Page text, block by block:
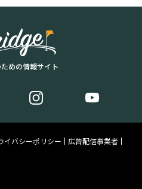
めの情報サイト
イバシーポリシー
広告配信事業者